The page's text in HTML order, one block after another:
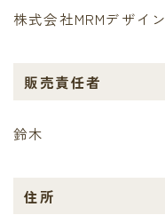
民泊備品一覧
会社概要
お問合せ
株式会社MRMデザイン
販売責任者
鈴木
住所